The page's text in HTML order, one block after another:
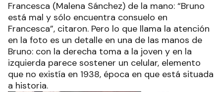
Francesca (Malena Sánchez) de la mano: “Bruno
está mal y sólo encuentra consuelo en
Francesca”, citaron. Pero lo que llama la atención
en la foto es un detalle en una de las manos de
Bruno: con la derecha toma a la joven y en la
izquierda parece sostener un celular, elemento
que no existía en 1938, época en que está situada
a historia.